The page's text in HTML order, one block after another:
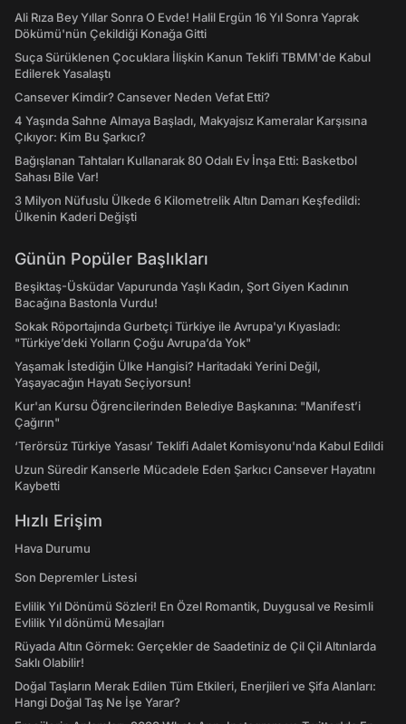
Ali Rıza Bey Yıllar Sonra O Evde! Halil Ergün 16 Yıl Sonra Yaprak
Dökümü'nün Çekildiği Konağa Gitti
Suça Sürüklenen Çocuklara İlişkin Kanun Teklifi TBMM'de Kabul
Edilerek Yasalaştı
Cansever Kimdir? Cansever Neden Vefat Etti?
4 Yaşında Sahne Almaya Başladı, Makyajsız Kameralar Karşısına
Çıkıyor: Kim Bu Şarkıcı?
Bağışlanan Tahtaları Kullanarak 80 Odalı Ev İnşa Etti: Basketbol
Sahası Bile Var!
3 Milyon Nüfuslu Ülkede 6 Kilometrelik Altın Damarı Keşfedildi:
Ülkenin Kaderi Değişti
Günün Popüler Başlıkları
Beşiktaş-Üsküdar Vapurunda Yaşlı Kadın, Şort Giyen Kadının
Bacağına Bastonla Vurdu!
Sokak Röportajında Gurbetçi Türkiye ile Avrupa'yı Kıyasladı:
"Türkiye’deki Yolların Çoğu Avrupa’da Yok"
Yaşamak İstediğin Ülke Hangisi? Haritadaki Yerini Değil,
Yaşayacağın Hayatı Seçiyorsun!
Kur'an Kursu Öğrencilerinden Belediye Başkanına: "Manifest’i
Çağırın"
‘Terörsüz Türkiye Yasası’ Teklifi Adalet Komisyonu'nda Kabul Edildi
Uzun Süredir Kanserle Mücadele Eden Şarkıcı Cansever Hayatını
Kaybetti
Hızlı Erişim
Hava Durumu
Son Depremler Listesi
Evlilik Yıl Dönümü Sözleri! En Özel Romantik, Duygusal ve Resimli
Evlilik Yıl dönümü Mesajları
Rüyada Altın Görmek: Gerçekler de Saadetiniz de Çil Çil Altınlarda
Saklı Olabilir!
Doğal Taşların Merak Edilen Tüm Etkileri, Enerjileri ve Şifa Alanları:
Hangi Doğal Taş Ne İşe Yarar?